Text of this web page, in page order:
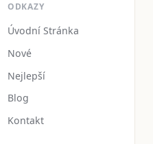
ODKAZY
Úvodní Stránka
Nové
Nejlepší
Blog
Kontakt